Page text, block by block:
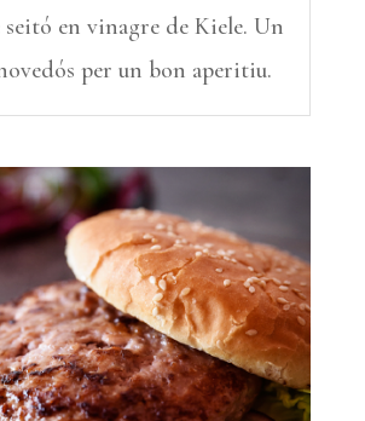
en vinagre de Kiele. Un
per un bon aperitiu.